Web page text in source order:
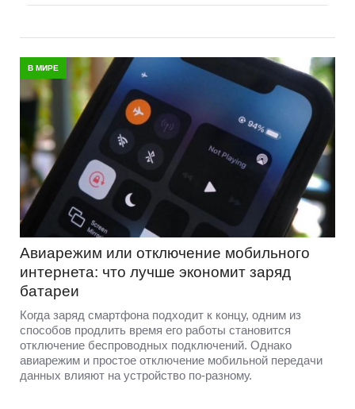
В МИРЕ
Авиарежим или отключение мобильного
интернета: что лучше экономит заряд
батареи
Когда заряд смартфона подходит к концу, одним из
способов продлить время его работы становится
отключение беспроводных подключений. Однако
авиарежим и простое отключение мобильной передачи
данных влияют на устройство по-разному.